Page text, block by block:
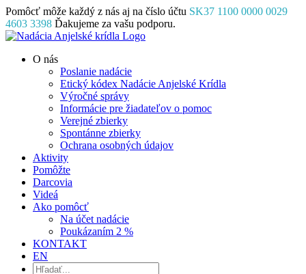
Skip
to
content
Pomôcť môže každý z nás aj na číslo účtu SK37 1100 0000 0029
4603 3398 Ďakujeme za vašu podporu.
Facebook
Instagram
YouTube
O nás
Poslanie nadácie
Etický kódex Nadácie Anjelské Krídla
Výročné správy
Informácie pre žiadateľov o pomoc
Verejné zbierky
Spontánne zbierky
Ochrana osobných údajov
Aktivity
Pomôžte
Darcovia
Videá
Ako pomôcť
Na účet nadácie
Poukázaním 2 %
KONTAKT
EN
Hľadať: